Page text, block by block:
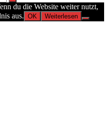
du die Website weiter nutzt,
aus. OK Weiterlesen